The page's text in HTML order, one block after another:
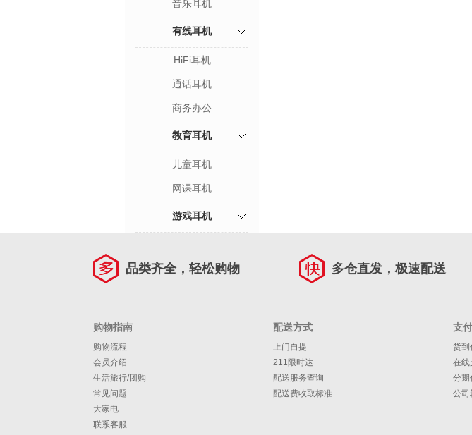
音乐耳机
有线耳机
HiFi耳机
通话耳机
商务办公
教育耳机
儿童耳机
网课耳机
游戏耳机
品类齐全，轻松购物 多仓直发，极速配送
购物指南
购物流程
会员介绍
生活旅行/团购
常见问题
大家电
联系客服
配送方式
上门自提
211限时达
配送服务查询
配送费收取标准
支
货到
在线
分期
公司